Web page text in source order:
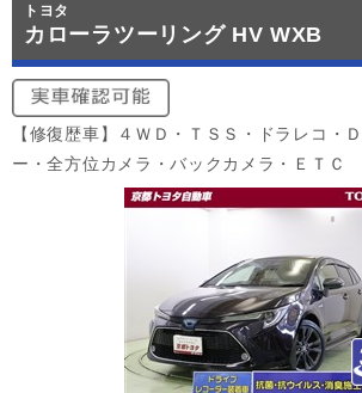
トヨタ
カローラツーリング HV WXB
【修復歴車】４ＷＤ・ＴＳＳ・ドラレコ・
ー・全方位カメラ・バックカメラ・ＥＴＣ